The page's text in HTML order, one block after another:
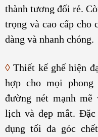
thành tương đối rẻ.
trọng và cao cấp cho
dàng và nhanh chóng.
◊ Thiết kế ghế hiện
hợp cho mọi
đường nét mạnh mẽ
lịch và đẹp mắt.
dụng tối đa góc